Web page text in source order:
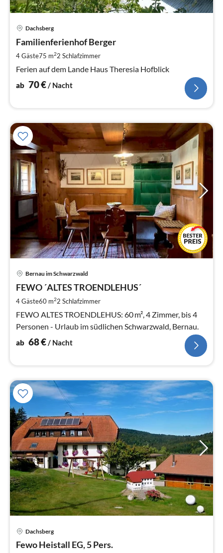
Dachsberg
Familienferienhof Berger
4 Gäste75 m22 Schlafzimmer
Ferien auf dem Lande Haus Theresia Hofblick
ab 70€/ Nacht
Bernau im Schwarzwald
FEWO ´ALTES TROENDLEHUS´
4 Gäste60 m22 Schlafzimmer
FEWO ALTES TROENDLEHUS: 60 m², 4 Zimmer, bis 4
Personen - Urlaub im südlichen Schwarzwald, Bernau.
ab 68€/ Nacht
Dachsberg
Fewo Heistall EG, 5 Pers.